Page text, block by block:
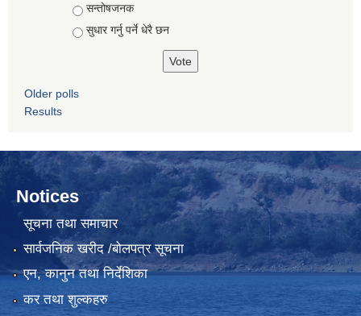
सन्तोषजनक
सुधार गर्नु पर्ने धेरै छन
Older polls
Results
Notices
सूचना तथा समाचार
सार्वजनिक खरीद /बोलपत्र सूचना
एन, कानुन तथा निर्देशिका
कर तथा शुल्कहरु